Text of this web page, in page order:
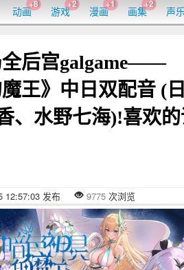
动画
+8
游戏
+2
漫画
+1
画集
+2
声
全后宫galgame——
魔王》中日双配音 (
、水野七海)!喜欢
12:57:03 发布 9775 次浏览